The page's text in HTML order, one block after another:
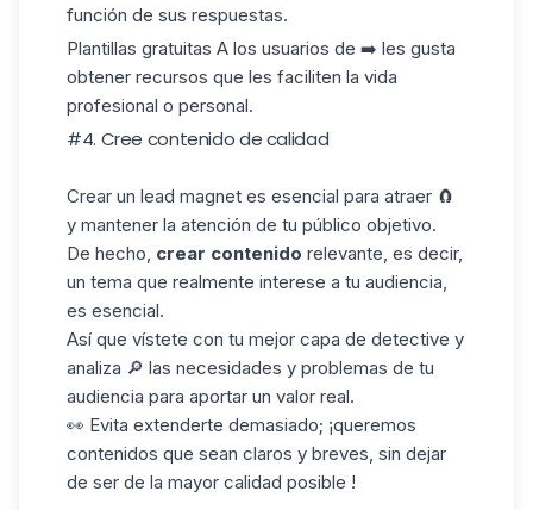
función de sus respuestas.
Plantillas gratuitas A los usuarios de ➡️ les gusta
obtener recursos que les faciliten la vida
profesional o personal.
#4. Cree contenido de calidad
Crear un lead magnet es esencial para atraer 🧲
y mantener la atención de tu público objetivo.
De hecho, crear contenido relevante, es decir,
un tema que realmente interese a tu audiencia,
es esencial.
Así que vístete con tu mejor capa de detective y
analiza 🔎 las necesidades y problemas de tu
audiencia para aportar un valor real.
👀 Evita extenderte demasiado; ¡queremos
contenidos que sean claros y breves, sin dejar
de ser de la mayor calidad posible !